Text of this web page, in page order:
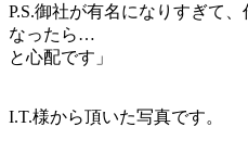
P.S.御社が有名になりすぎて
なったら…
と心配です」
I.T.様から頂いた写真です。